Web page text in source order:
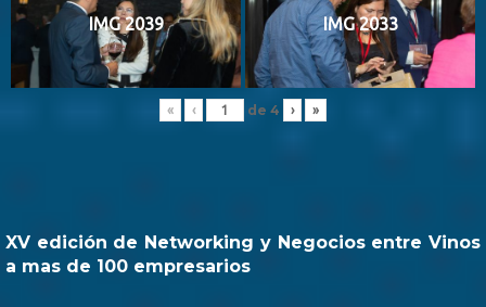
IMG 2039 IMG 2033
« ‹ de 4 › »
XV edición de Networking y Negocios entre Vinos
a mas de 100 empresarios